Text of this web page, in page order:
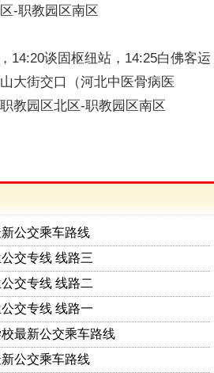
-职教园区南区
谈固枢纽站，14:25白佛客运
大街交口（河北中医骨病医
教园区北区-职教园区南区
公交乘车路线
交专线 线路三
交专线 线路二
交专线 线路一
最新公交乘车路线
公交乘车路线